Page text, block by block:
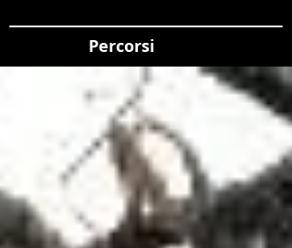
Percorsi